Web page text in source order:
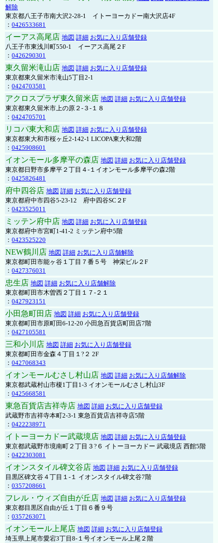
解除
東京都八王子市南大沢2-28-1 イトーヨーカドー南大沢店4F
： 0426533681
イーアス高尾店 地図 詳細 お気に入り店舗登録
八王子市東浅川町550-1 イーアス高尾２F
： 0426290301
東久留米滝山店 地図 詳細 お気に入り店舗登録
東京都東久留米市滝山5丁目2-1
： 0424703581
アクロスプラザ東久留米店 地図 詳細 お気に入り店舗登録
東京都東久留米市上の原２-３-１８
： 0424705701
リコパ東大和店 地図 詳細 お気に入り店舗登録
東京都東大和市桜ヶ丘2-142-1 LICOPA東大和2階
： 0425908601
イオンモール多摩平の森店 地図 詳細 お気に入り店舗登録
東京都日野市多摩平２丁目４-１イオンモール多摩平の森2階
： 0425826481
府中四谷店 地図 詳細 お気に入り店舗登録
東京都府中市四谷5-23-12 府中四谷SC２F
： 0423525011
ミッテン府中店 地図 詳細 お気に入り店舗登録
東京都府中市宮町1-41-2 ミッテン府中5階
： 0423525220
NEW鶴川店 地図 詳細 お気に入り店舗解除
東京都町田市能ヶ谷１丁目７番５号 神栄ビル２F
： 0427376031
忠生店 地図 詳細 お気に入り店舗解除
東京都町田市木曽西２丁目１７-２１
： 0427923151
小田急町田店 地図 詳細 お気に入り店舗登録
東京都町田市原町田6-12-20 小田急百貨店町田店7階
： 0427105581
三和小川店 地図 詳細 お気に入り店舗登録
東京都町田市金森４丁目１?２ 2F
： 0427068343
イオンモールむさし村山店 地図 詳細 お気に入り店舗解除
東京都武蔵村山市榎1丁目1-3 イオンモールむさし村山3F
： 0425668581
東急百貨店吉祥寺店 地図 詳細 お気に入り店舗登録
武蔵野市吉祥寺本町2-3-1 東急百貨店吉祥寺店5階
： 0422238971
イトーヨーカドー武蔵境店 地図 詳細 お気に入り店舗登録
東京都武蔵野市境南町２丁目３?６ イトーヨーカドー 武蔵境店 西館5階
： 0422303081
イオンスタイル碑文谷店 地図 詳細 お気に入り店舗登録
目黒区碑文谷４丁目１-１ イオンスタイル碑文谷7階
： 0357208661
フレル・ウィズ自由が丘店 地図 詳細 お気に入り店舗登録
東京都目黒区自由が丘１丁目６番９号
： 0357263071
イオンモール上尾店 地図 詳細 お気に入り店舗登録
埼玉県上尾市愛宕3丁目8-１号イオンモール上尾２階